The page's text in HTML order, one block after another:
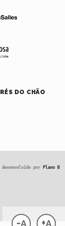
-A +A
RÉS DO CHÃO
desenvolvido por Plano B